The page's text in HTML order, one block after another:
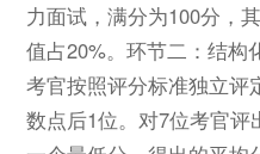
力面试，满分为100分，
值占20%。环节二：结构
考官按照评分标准独立评
数点后1位。对7位考官